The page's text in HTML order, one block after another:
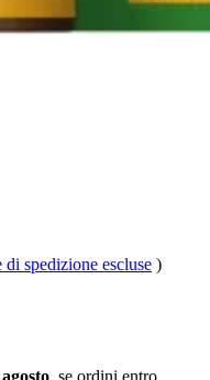
di spedizione escluse )
, se ordini entro